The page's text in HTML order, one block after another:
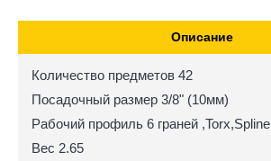
Описание
Количество предметов 42
Посадочный размер 3/8" (10мм)
Рабочий профиль 6 граней ,Torx,Spline
Вес 2.65